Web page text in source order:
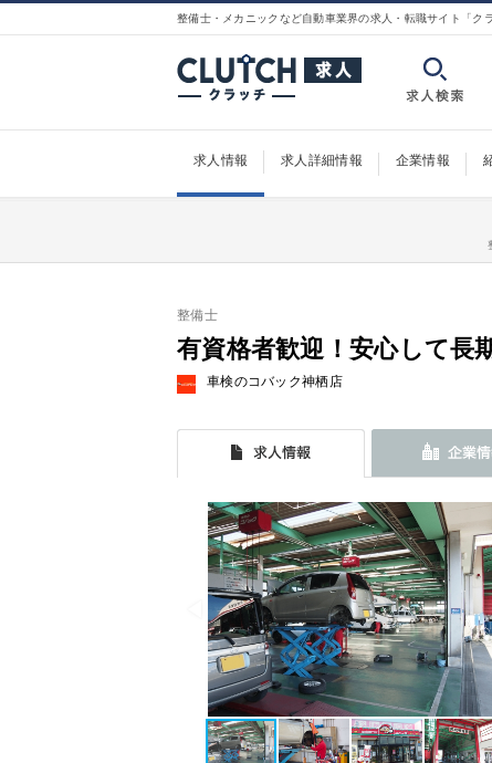
整備士・メカニックなど自動車業界の求人・転職サイト「ク
求人情報 求人詳細情報 企業情報
整備士
有資格者歓迎！安心して長
車検のコバック神栖店